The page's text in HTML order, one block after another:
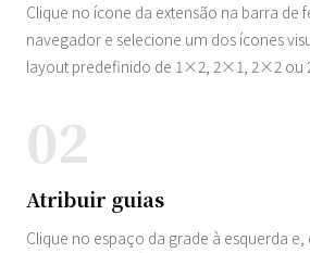
Clique no ícone da extensão na barra de
navegador e selecione um dos ícones
layout predefinido de 1×2, 2×1, 2×2 ou
02
Atribuir guias
Clique no espaço da grade à esquerda